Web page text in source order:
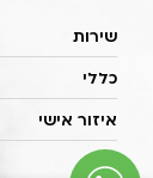
שירות
כללי
איזור אישי